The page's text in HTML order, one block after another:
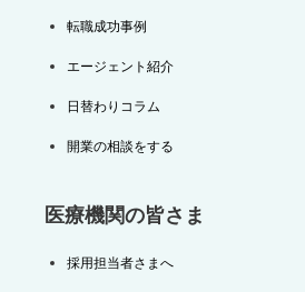
転職成功事例
エージェント紹介
日替わりコラム
開業の相談をする
医療機関の皆さま
採用担当者さまへ